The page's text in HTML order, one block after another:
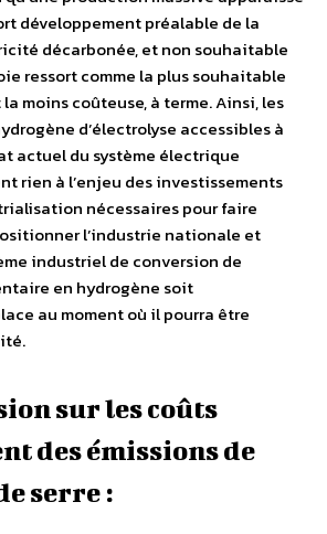
développement préalable de la
décarbonée, et non souhaitable
ressort comme la plus souhaitable
moins coûteuse, à terme. Ainsi, les
d’électrolyse accessibles à
actuel du système électrique
rien à l’enjeu des investissements
nécessaires pour faire
l’industrie nationale et
industriel de conversion de
en hydrogène soit
au moment où il pourra être
sur les coûts
des émissions de
serre :